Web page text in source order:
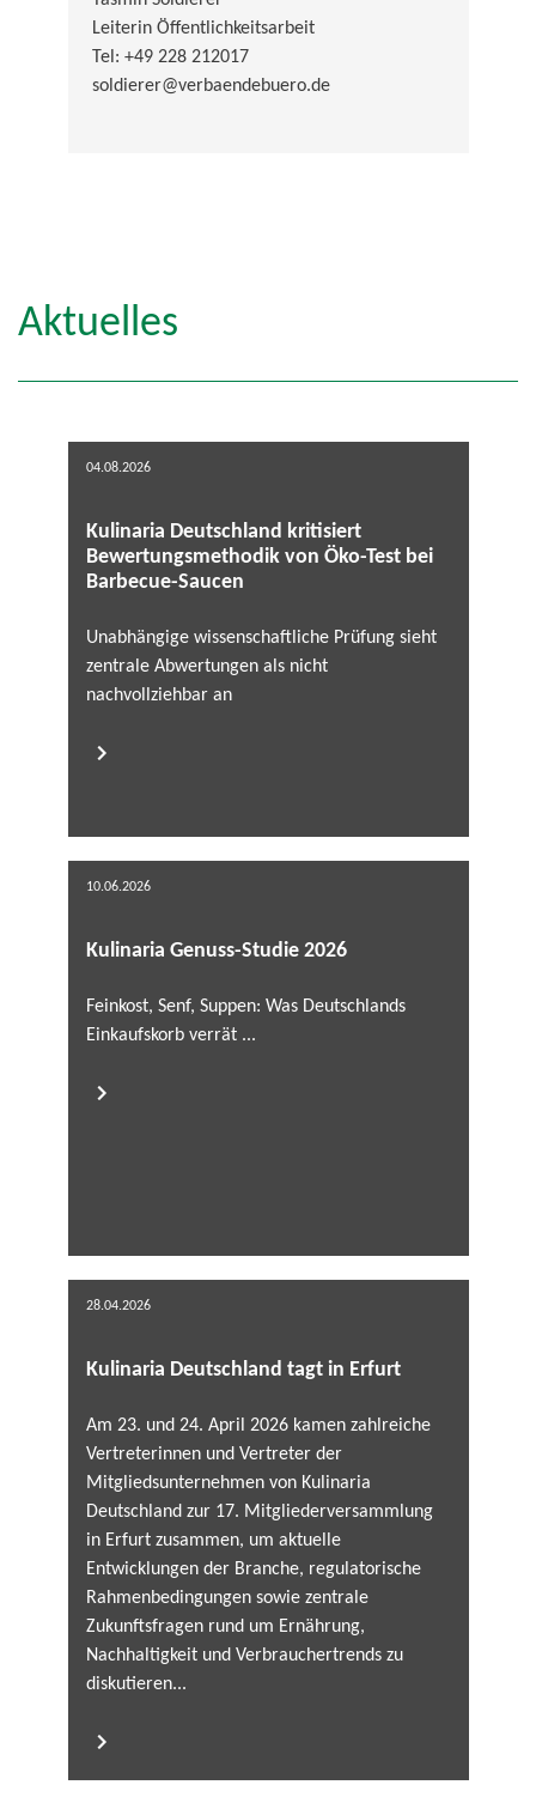
Leiterin Öffentlichkeitsarbeit
Tel: +49 228 212017
soldierer@verbaendebuero.de
Aktuelles
04.08.2026
Kulinaria Deutschland kritisiert
Bewertungsmethodik von Öko-Test bei
Barbecue-Saucen
Unabhängige wissenschaftliche Prüfung sieht
zentrale Abwertungen als nicht
nachvollziehbar an
10.06.2026
Kulinaria Genuss-Studie 2026
Feinkost, Senf, Suppen: Was Deutschlands
Einkaufskorb verrät ...
28.04.2026
Kulinaria Deutschland tagt in Erfurt
Am 23. und 24. April 2026 kamen zahlreiche
Vertreterinnen und Vertreter der
Mitgliedsunternehmen von Kulinaria
Deutschland zur 17. Mitgliederversammlung
in Erfurt zusammen, um aktuelle
Entwicklungen der Branche, regulatorische
Rahmenbedingungen sowie zentrale
Zukunftsfragen rund um Ernährung,
Nachhaltigkeit und Verbrauchertrends zu
diskutieren...